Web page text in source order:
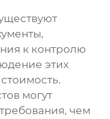
к контролю
этих
могут
чем